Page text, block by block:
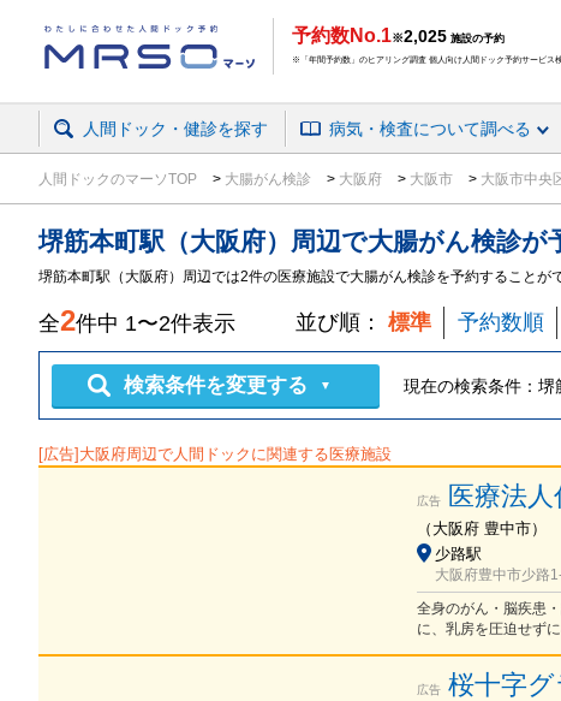
予約数No.1※2,025 施設の予約
※「年間予約数」のヒアリング調査 個人向け人間ドック予約サービス
人間ドック・健診を探す 病気・検査について調べる
人間ドックのマーソTOP 大腸がん検診 大阪府 大阪市 大阪市中央
堺筋本町駅（大阪府）周辺で大腸がん検診が
堺筋本町駅（大阪府）周辺では2件の医療施設で大腸がん検診を予約すること
全2件中 1〜2件表示 並び順： 標準 予約数順
検索条件を変更する ▼ 現在の検索条件： 堺
[広告] 大阪府周辺で人間ドックに関連する医療施設
広告 医療法
（ 大阪府 豊中市）
少路駅
大阪府豊中市少路
全身のがん・脳疾患
に、乳房を圧迫せず
広告 桜十字